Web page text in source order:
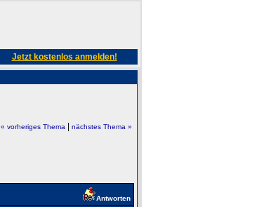
Jetzt kostenlos anmelden!
« vorheriges Thema| nächstes Thema »
Antworten